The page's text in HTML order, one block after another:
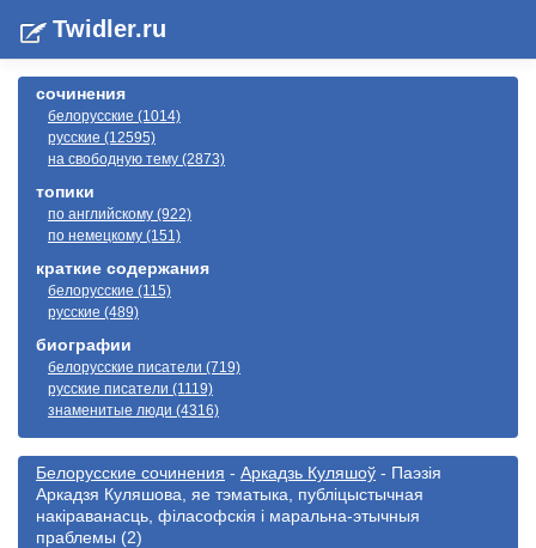
Twidler.ru
сочинения
белорусские (1014)
русские (12595)
на свободную тему (2873)
топики
по английскому (922)
по немецкому (151)
краткие содержания
белорусские (115)
русские (489)
биографии
белорусские писатели (719)
русские писатели (1119)
знаменитые люди (4316)
Белорусские сочинения - Аркадзь Куляшоў - Паэзiя
Аркадзя Куляшова, яe тэматыка, публiцыстычная
накiраванасць, фiласофскiя i маральна-этычныя
праблемы (2)